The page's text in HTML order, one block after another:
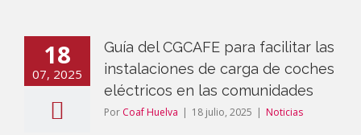
18
07, 2025
Guía del CGCAFE para facilitar las
instalaciones de carga de coches
eléctricos en las comunidades
Por Coaf Huelva | 18 julio, 2025 | Noticias